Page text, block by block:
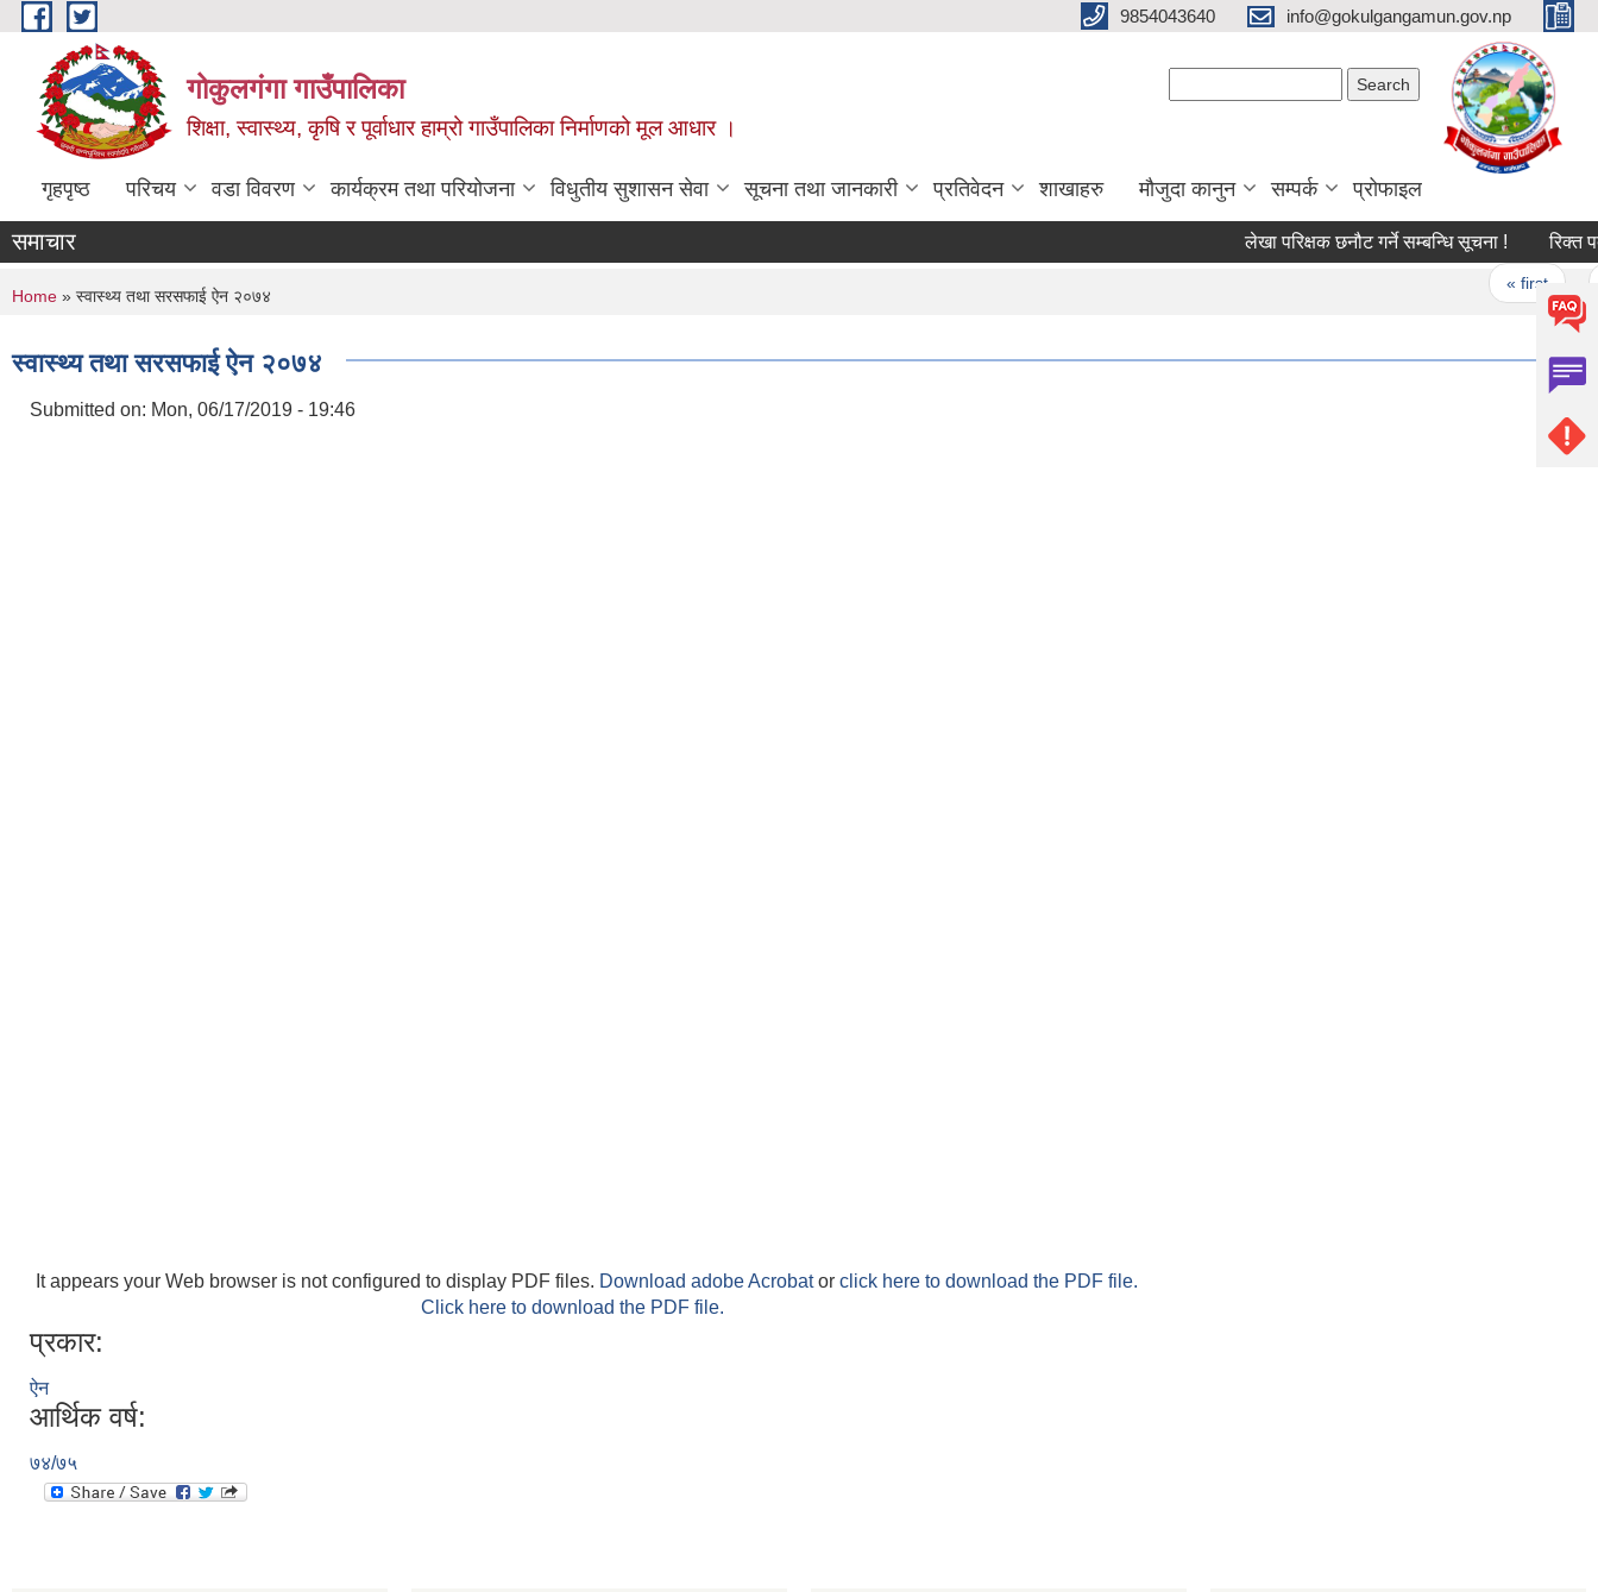
Skip to main content 9854043640 info@gokulgangamun.gov.np
गोकुलगंगा गाउँपालिका
शिक्षा, स्वास्थ्य, कृषि र पूर्वाधार हाम्रो गाउँपालिका निर्माणको मूल आधार ।
गृहपृष्ठ परिचय वडा विवरण कार्यक्रम तथा परियोजना विधुतीय सुशासन सेवा सूचना तथा जानकारी प्रतिवेदन शाखाहरु मौजुदा कानुन सम्पर्क प्रोफाइल
समाचार लेखा परिक्षक छनौट गर्ने सम्बन्धि सूचना ! रिक्त
« first
You are here
Home » स्वास्थ्य तथा सरसफाई ऐन २०७४
स्वास्थ्य तथा सरसफाई ऐन २०७४
Submitted on: Mon, 06/17/2019 - 19:46
It appears your Web browser is not configured to display PDF files. Download adobe Acrobator click here to download the PDF file.
Click here to download the PDF file.
प्रकार:
ऐन
आर्थिक वर्ष:
७४/७५